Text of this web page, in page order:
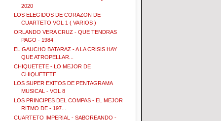
2020
LOS ELEGIDOS DE CORAZON DE
CUARTETO VOL 1 ( VARIOS )
ORLANDO VERA CRUZ - QUE TENDRAS
PAGO - 1984
EL GAUCHO BATARAZ - A LA CRISIS HAY
QUE ATROPELLAR...
CHIQUETETE - LO MEJOR DE
CHIQUETETE
LOS SUPER EXITOS DE PENTAGRAMA
MUSICAL - VOL 8
LOS PRINCIPES DEL COMPAS - EL MEJOR
RITMO DE - 197...
CUARTETO IMPERIAL - SABOREANDO -